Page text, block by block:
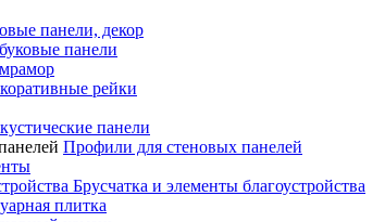
панели, декор
панели
рейки
панели
Профили для стеновых панелей
Брусчатка и элементы благоустройства
плитка